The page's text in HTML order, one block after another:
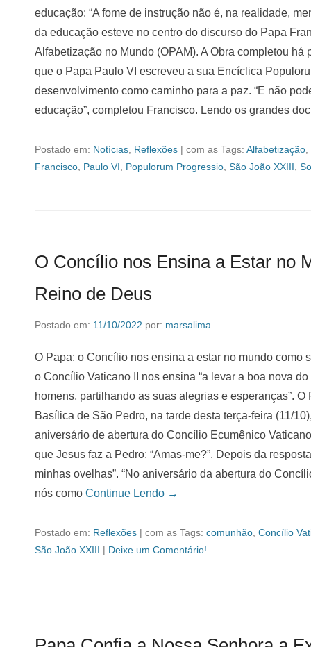
educação: “A fome de instrução não é, na realidade,
da educação esteve no centro do discurso do Papa
Alfabetização no Mundo (OPAM). A Obra completou
que o Papa Paulo VI escreveu a sua Encíclica
desenvolvimento como caminho para a paz. “E não
educação”, completou Francisco. Lendo os grandes
Postado em: Notícias Reflexões | com as Tags: Alfabetização
Francisco Paulo VI Populorum Progressio São João XXIII
O Concílio nos Ensina a Estar no
Reino de Deus
Postado em: 11/10/2022 por: marsalima
O Papa: o Concílio nos ensina a estar no mundo
o Concílio Vaticano II nos ensina “a levar a boa nova
homens, partilhando as suas alegrias e esperanças”.
Basílica de São Pedro, na tarde desta terça-feira (11/
aniversário de abertura do Concílio Ecumênico
que Jesus faz a Pedro: “Amas-me?”. Depois da
minhas ovelhas”. “No aniversário da abertura do
nós como Continue Lendo →
Postado em: Reflexões | com as Tags: comunhão Concílio
São João XXIII | Deixe um Comentário!